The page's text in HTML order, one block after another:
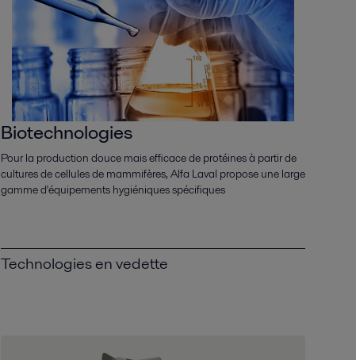
Biotechnologies
Pour la production douce mais efficace de protéines à partir de
cultures de cellules de mammifères, Alfa Laval propose une large
gamme d'équipements hygiéniques spécifiques
Technologies en vedette